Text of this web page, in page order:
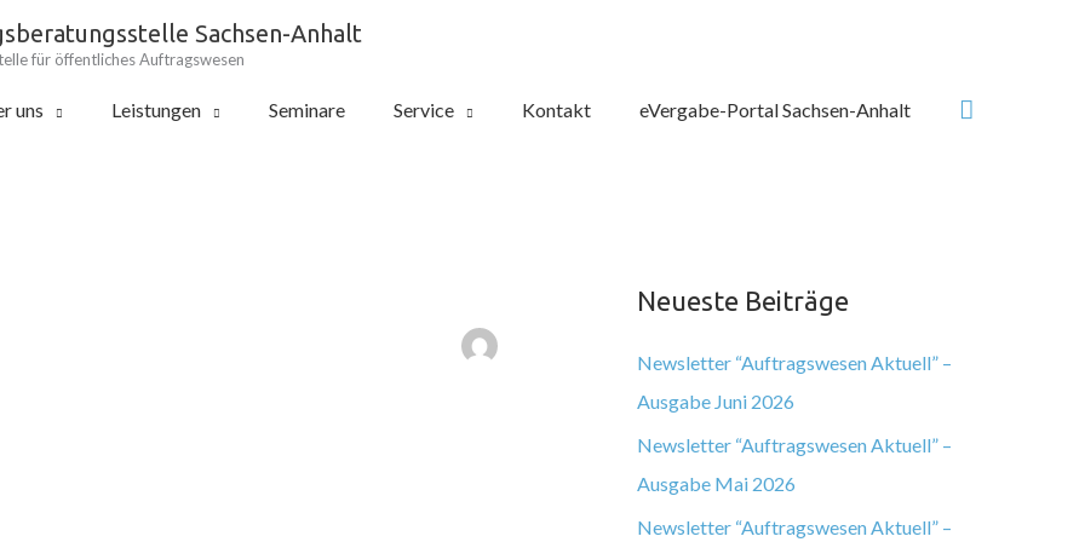
Sachsen-Anhalt
für öffentliches Auftragswesen
uns Leistungen Seminare Service Kontakt eVergabe-Portal Sachsen-Anhalt Suchen
Neueste Beiträge
Newsletter “Auftragswesen Aktuell” –
Ausgabe Juni 2026
Newsletter “Auftragswesen Aktuell” –
Ausgabe Mai 2026
Newsletter “Auftragswesen Aktuell” –